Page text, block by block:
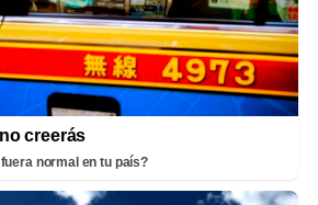
creerás
normal en tu país?